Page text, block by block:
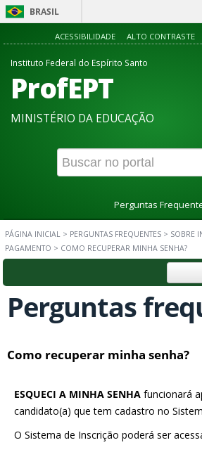
BRASIL
ACESSIBILIDADE ALTO CONTRASTE
Instituto Federal do Espírito Santo
ProfEPT
MINISTÉRIO DA EDUCAÇÃO
Perguntas
PÁGINA INICIAL > PERGUNTAS FREQUENTES > SOBRE
PAGAMENTO > COMO RECUPERAR MINHA SENHA?
Perguntas
Como recuperar minha senha?
ESQUECI A MINHA SENHA funcionará
candidato(a) que tem cadastro no
O Sistema de Inscrição poderá ser